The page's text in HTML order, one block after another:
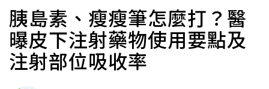
胰島素、瘦瘦筆怎麼打？醫
曝皮下注射藥物使用要點及
注射部位吸收率